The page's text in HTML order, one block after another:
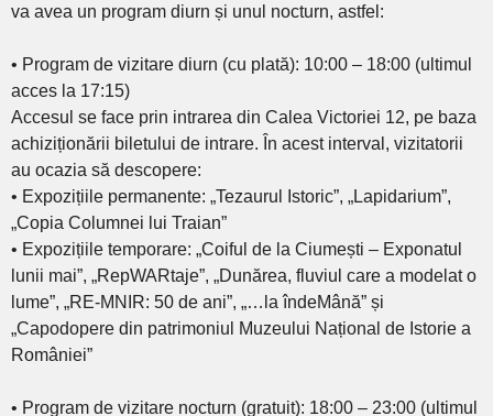
va avea un program diurn și unul nocturn, astfel:
• Program de vizitare diurn (cu plată): 10:00 – 18:00 (ultimul
acces la 17:15)
Accesul se face prin intrarea din Calea Victoriei 12, pe baza
achiziționării biletului de intrare. În acest interval, vizitatorii
au ocazia să descopere:
• Expozițiile permanente: „Tezaurul Istoric”, „Lapidarium”,
„Copia Columnei lui Traian”
• Expozițiile temporare: „Coiful de la Ciumești – Exponatul
lunii mai”, „RepWARtaje”, „Dunărea, fluviul care a modelat o
lume”, „RE-MNIR: 50 de ani”, „…la îndeMână” și
„Capodopere din patrimoniul Muzeului Național de Istorie a
României”
• Program de vizitare nocturn (gratuit): 18:00 – 23:00 (ultimul